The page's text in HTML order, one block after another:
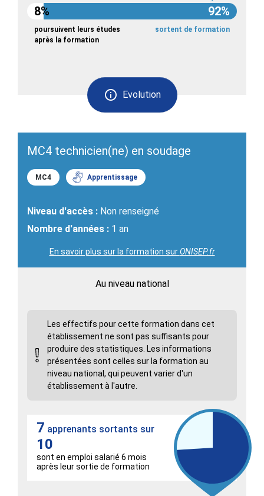
Evolution
8% 92%
poursuivent leurs études
après la formation
sortent de formation
MC4 technicien(ne) en soudage
MC4 Apprentissage
Niveau d'accès : Non renseigné
Nombre d'années : 1 an
En savoir plus sur la formation surONISEP.fr
Au niveau national
Les effectifs pour cette formation dans cet
établissement ne sont pas suffisants pour
produire des statistiques. Les informations
présentées sont celles sur la formation au
niveau national, qui peuvent varier d'un
établissement à l'autre.
7 apprenants sortants sur
10
sont en emploi salarié 6 mois
après leur sortie de formation